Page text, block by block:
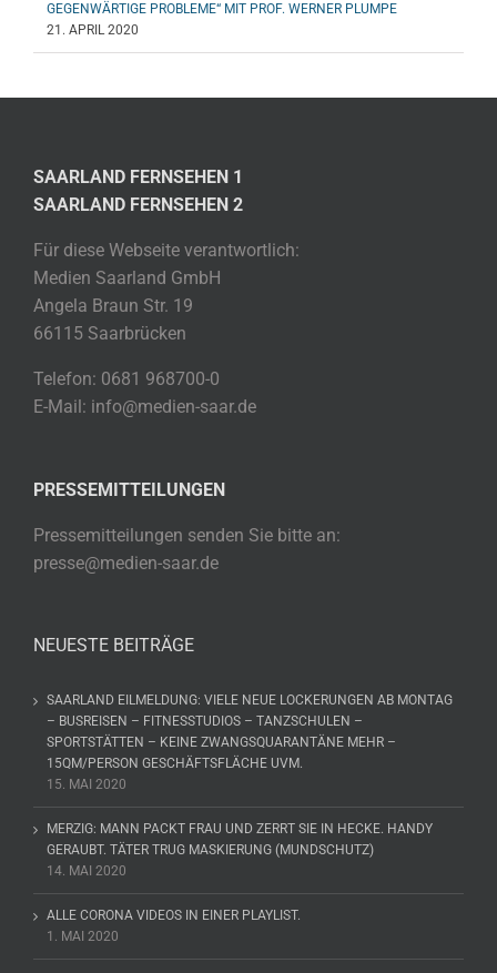
GEGENWÄRTIGE PROBLEME“ MIT PROF. WERNER PLUMPE
21. APRIL 2020
SAARLAND FERNSEHEN 1
SAARLAND FERNSEHEN 2
Für diese Webseite verantwortlich:
Medien Saarland GmbH
Angela Braun Str. 19
66115 Saarbrücken
Telefon: 0681 968700-0
E-Mail: info@medien-saar.de
PRESSEMITTEILUNGEN
Pressemitteilungen senden Sie bitte an:
presse@medien-saar.de
NEUESTE BEITRÄGE
SAARLAND EILMELDUNG: VIELE NEUE LOCKERUNGEN AB MONTAG
– BUSREISEN – FITNESSTUDIOS – TANZSCHULEN –
SPORTSTÄTTEN – KEINE ZWANGSQUARANTÄNE MEHR –
15QM/PERSON GESCHÄFTSFLÄCHE UVM.
15. MAI 2020
MERZIG: MANN PACKT FRAU UND ZERRT SIE IN HECKE. HANDY
GERAUBT. TÄTER TRUG MASKIERUNG (MUNDSCHUTZ)
14. MAI 2020
ALLE CORONA VIDEOS IN EINER PLAYLIST.
1. MAI 2020